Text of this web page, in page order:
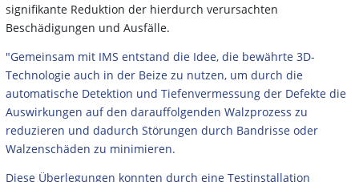
signifikante Reduktion der hierdurch verursachten
Beschädigungen und Ausfälle.
"Gemeinsam mit IMS entstand die Idee, die bewährte 3D-
Technologie auch in der Beize zu nutzen, um durch die
automatische Detektion und Tiefenvermessung der Defekte die
Auswirkungen auf den darauffolgenden Walzprozess zu
reduzieren und dadurch Störungen durch Bandrisse oder
Walzenschäden zu minimieren.
Diese Überlegungen konnten durch eine Testinstallation